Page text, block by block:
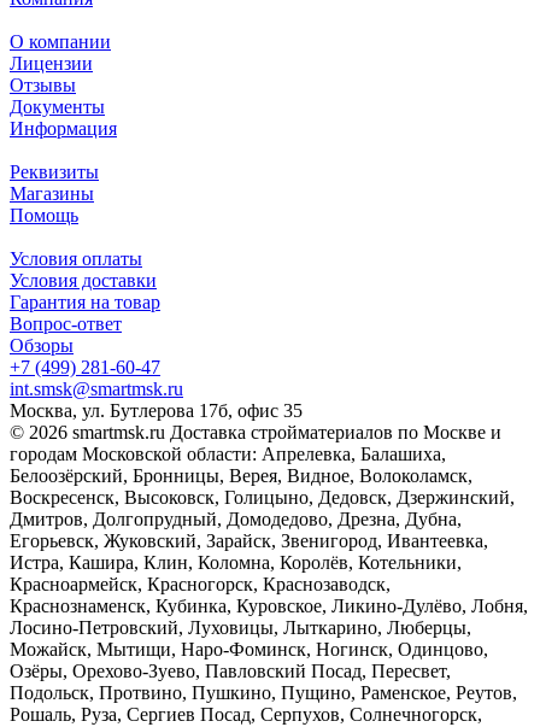
О компании
Лицензии
Отзывы
Документы
Информация
Реквизиты
Магазины
Помощь
Условия оплаты
Условия доставки
Гарантия на товар
Вопрос-ответ
Обзоры
+7 (499) 281-60-47
int.smsk@smartmsk.ru
Москва, ул. Бутлерова 17б, офис 35
© 2026 smartmsk.ru Доставка стройматериалов по Москве и
городам Московской области: Апрелевка, Балашиха,
Белоозёрский, Бронницы, Верея, Видное, Волоколамск,
Воскресенск, Высоковск, Голицыно, Дедовск, Дзержинский,
Дмитров, Долгопрудный, Домодедово, Дрезна, Дубна,
Егорьевск, Жуковский, Зарайск, Звенигород, Ивантеевка,
Истра, Кашира, Клин, Коломна, Королёв, Котельники,
Красноармейск, Красногорск, Краснозаводск,
Краснознаменск, Кубинка, Куровское, Ликино-Дулёво, Лобня,
Лосино-Петровский, Луховицы, Лыткарино, Люберцы,
Можайск, Мытищи, Наро-Фоминск, Ногинск, Одинцово,
Озёры, Орехово-Зуево, Павловский Посад, Пересвет,
Подольск, Протвино, Пушкино, Пущино, Раменское, Реутов,
Рошаль, Руза, Сергиев Посад, Серпухов, Солнечногорск,